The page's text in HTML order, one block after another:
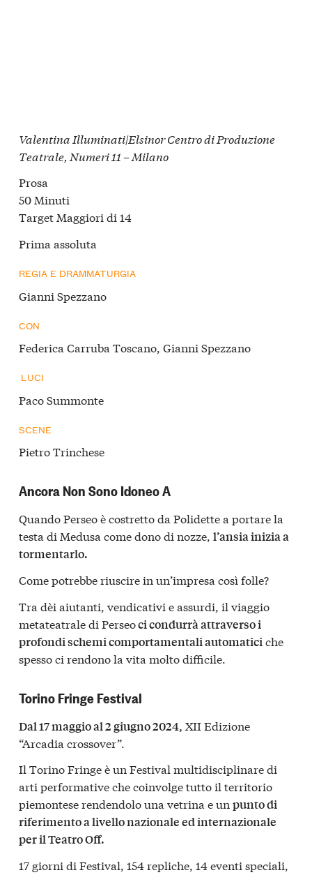
Valentina Illuminati|Elsinor Centro di Produzione
Teatrale, Numeri 11 – Milano
Prosa
50 Minuti
Target Maggiori di 14
Prima assoluta
REGIA E DRAMMATURGIA
Gianni Spezzano
CON
Federica Carruba Toscano, Gianni Spezzano
LUCI
Paco Summonte
SCENE
Pietro Trinchese
Ancora Non Sono Idoneo A
Quando Perseo è costretto da Polidette a portare la
testa di Medusa come dono di nozze, l’ansia inizia a
tormentarlo.
Come potrebbe riuscire in un’impresa così folle?
Tra dèi aiutanti, vendicativi e assurdi, il viaggio
metateatrale di Perseoci condurrà attraverso i
profondi schemi comportamentali automatici che
spesso ci rendono la vita molto difficile.
Torino Fringe Festival
Dal 17 maggio al 2 giugno 2024, XII Edizione
“Arcadia crossover”.
Il Torino Fringe è un Festival multidisciplinare di
arti performative che coinvolge tutto il territorio
piemontese rendendolo una vetrina e un punto di
riferimento a livello nazionale ed internazionale
per il Teatro Off.
17 giorni di Festival, 154 repliche, 14 eventi speciali,